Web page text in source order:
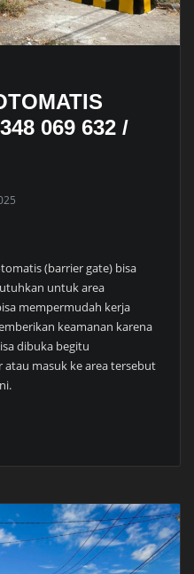
069 632 /
(barrier gate) bisa
untuk area
mempermudah kerja
keamanan karena
dibuka begitu
atau masuk ke area tersebut